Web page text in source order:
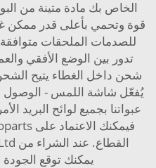
الخاص بك مادة متينة من
قوة وتحمي بأعلى قدر ممكن
تدور بين الوضع الأفقي
شحن داخل الغطاء يتيح
يُفعّل شاشة اللمس - الوصول
عبواتنا بجميع لوائح البريد
يمكنك توقع